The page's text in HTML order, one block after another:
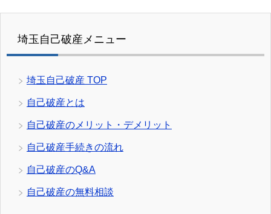
埼玉自己破産メニュー
埼玉自己破産 TOP
自己破産とは
自己破産のメリット・デメリット
自己破産手続きの流れ
自己破産のQ&A
自己破産の無料相談